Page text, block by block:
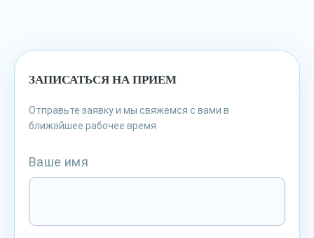
ЗАПИСАТЬСЯ НА ПРИЕМ
Отправьте заявку и мы свяжемся с вами в
ближайшее рабочее время
Ваше имя